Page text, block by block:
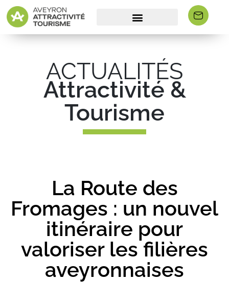
ACTUALITÉS
Attractivité &
Tourisme
La Route des
Fromages : un nouvel
itinéraire pour
valoriser les filières
aveyronnaises